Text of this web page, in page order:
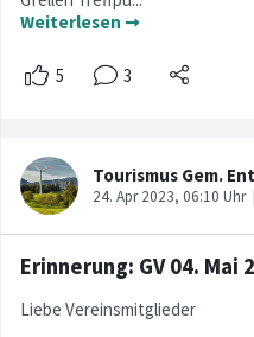
Weiterlesen ➞
Erinnerung: GV 04. Mai
Liebe Vereinsmitglieder